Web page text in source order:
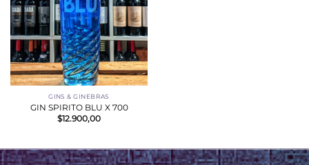
GINS & GINEBRAS
GIN SPIRITO BLU X 700
$12.900,00